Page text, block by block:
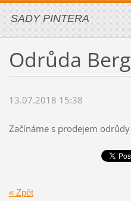
SADY PINTERA
Odrůda
13.07.2018 15:38
Začínáme s prodejem
« Zpět